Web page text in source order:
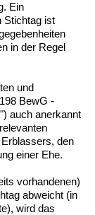
Ein
Stichtag ist
in der Regel
und
BewG -
auch anerkannt
den
einer Ehe.
vorhandenen)
abweicht (in
wird das